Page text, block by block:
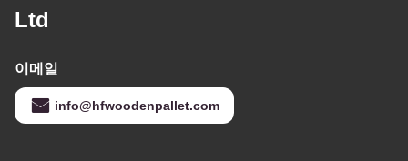
Ltd
이메일
info@hfwoodenpallet.com